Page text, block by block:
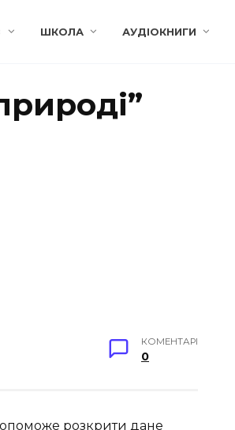
ШКОЛА АУДІОКНИГИ
КОМЕНТАРІ
0
розкрити дане